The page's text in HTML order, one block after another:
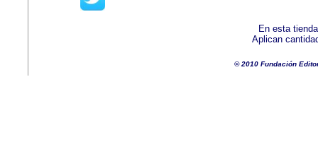
En esta
Aplican
© 2010 Fundación